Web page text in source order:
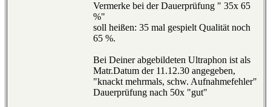
Vermerke bei der Dauerprüfung " 35x 65
%"
soll heißen: 35 mal gespielt Qualität noch
65 %.
Bei Deiner abgebildeten Ultraphon ist als
Matr.Datum der 11.12.30 angegeben,
"knackt mehrmals, schw. Aufnahmefehler"
Dauerprüfung nach 50x "gut"